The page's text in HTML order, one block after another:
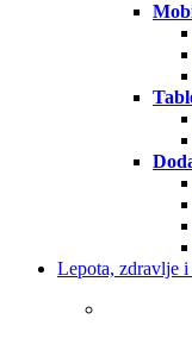
Lepota, zdravlje i